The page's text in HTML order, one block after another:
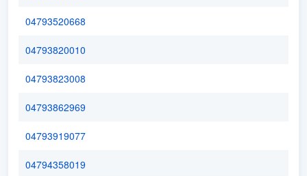
04793520668
04793820010
04793823008
04793862969
04793919077
04794358019